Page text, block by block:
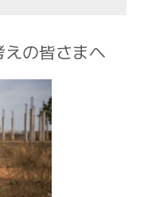
の皆さまへ